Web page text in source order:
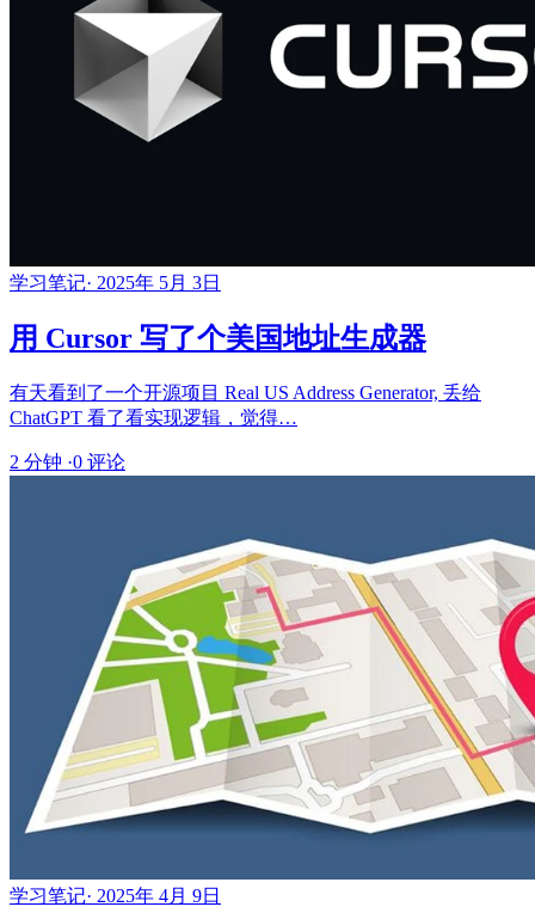
学习笔记· 2025年 5月 3日
用 Cursor 写了个美国地址生成器
有天看到了一个开源项目 Real US Address Generator, 丢给
ChatGPT 看了看实现逻辑，觉得…
2 分钟 ·0 评论
学习笔记· 2025年 4月 9日